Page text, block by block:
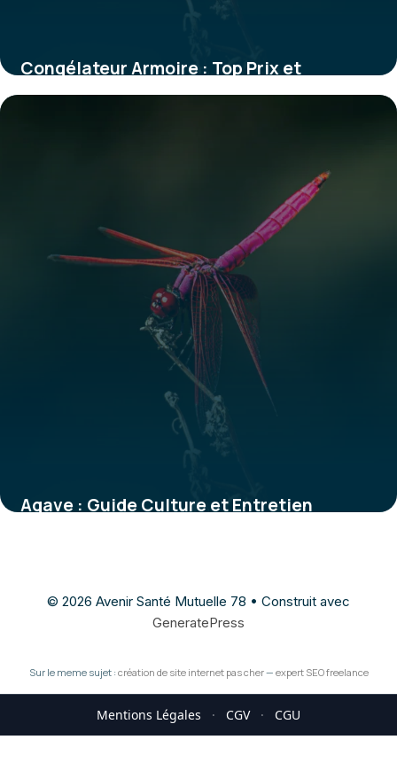
Congélateur Armoire : Top Prix et
Comparatif
Agave : Guide Culture et Entretien
© 2026 Avenir Santé Mutuelle 78 • Construit avec
GeneratePress
Sur le meme sujet : création de site internet pas cher— expert SEO freelance
Mentions Légales · CGV · CGU